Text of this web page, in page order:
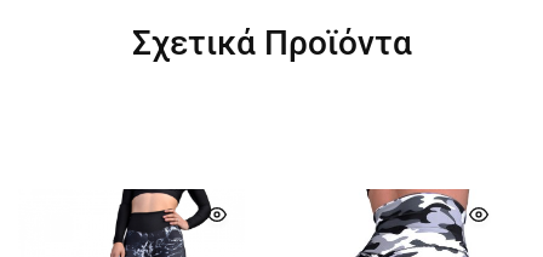
Σχετικά Προϊόντα